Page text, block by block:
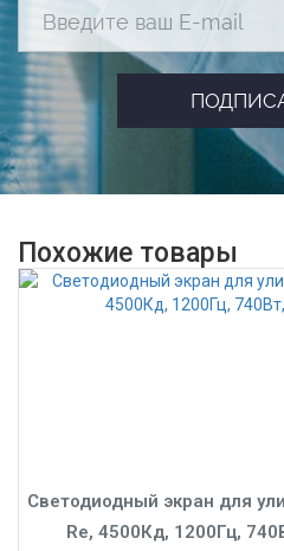
Похожие товары
Светодиодный экран для
Re, 4500Кд, 1200Гц,